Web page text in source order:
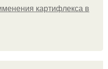
картифлекса в